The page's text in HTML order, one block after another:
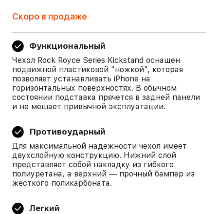
Скоро в продаже
Функциональный
Чехол Rock Royce Series Kickstand оснащен
подвижной пластиковой "ножкой", которая
позволяет устанавливать iPhone на
горизонтальных поверхностях. В обычном
состоянии подставка прячется в задней панели
и не мешает привычной эксплуатации.
Противоударный
Для максимальной надежности чехол имеет
двухслойную конструкцию. Нижний слой
представляет собой накладку из гибкого
полиуретана, а верхний — прочный бампер из
жесткого поликарбоната.
Легкий